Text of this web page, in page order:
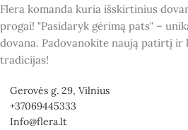
Flera komanda kuria išskirtinius
progai! "Pasidaryk gėrimą pats" –
dovana. Padovanokite naują patirtį ir
tradicijas!
Gerovės g. 29, Vilnius
+37069445333
Info@flera.lt